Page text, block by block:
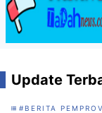
Update
#BERITA